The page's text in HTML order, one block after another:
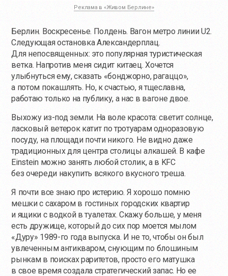
Реклама в «Живом Берлине»
Берлин. Воскресенье. Полдень. Вагон метро линии U2.
Следующая остановка Александерплац.
Для непосвященных: это популярная туристическая
ветка. Напротив меня сидит китаец. Хочется
улыбнуться ему, сказать «бонджорно, рагаццо»,
а потом покашлять. Но, к счастью, я тщеславна,
работаю только на публику, а нас в вагоне двое.
Выхожу из-под земли. На воле красота: светит солнце,
ласковый ветерок катит по тротуарам одноразовую
посуду, на площади почти никого. Не видно даже
традиционных для центра столицы алкашей. В кафе
Einstein можно занять любой столик, а в KFC
без очереди накупить всякого вкусного треша.
Я почти все знаю про истерию. Я хорошо помню
мешки с сахаром в гостиных городских квартир
и ящики с водкой в туалетах. Скажу больше, у меня
есть дружище, который до сих пор моется мылом
«Дуру» 1989-го года выпуска. И не то, чтобы он был
увлеченным антикваром, снующим по блошиным
рынкам в поисках раритетов, просто его матушка
в свое время создала стратегический запас. Но ее